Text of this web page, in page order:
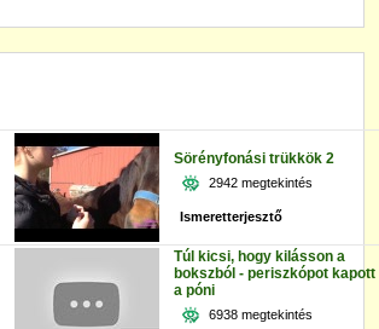
Sörényfonási trükkök 2
2942 megtekintés
Ismeretterjesztő
Túl kicsi, hogy kilásson a
bokszból - periszkópot kapott
a póni
6938 megtekintés